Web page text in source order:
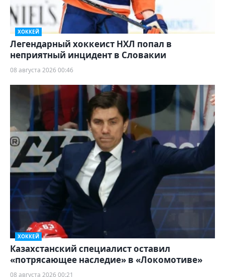
ХОККЕЙ
Легендарный хоккеист НХЛ попал в
неприятный инцидент в Словакии
08 августа 2026 00:46
ХОККЕЙ
Казахстанский специалист оставил
«потрясающее наследие» в «Локомотиве»
08 августа 2026 00:21